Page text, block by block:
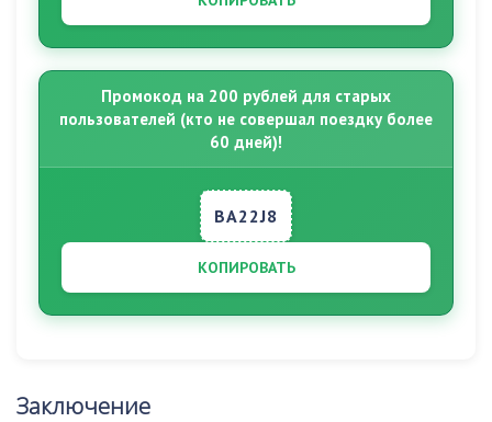
Промокод на 200 рублей для старых
пользователей (кто не совершал поездку более
60 дней)!
BA22J8
КОПИРОВАТЬ
Заключение